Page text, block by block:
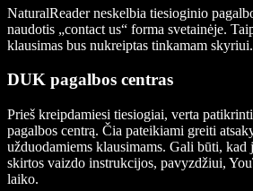
NaturalReader neskelbia tiesioginio
naudotis „contact us“ forma svetainėje.
klausimas bus nukreiptas tinkamam skyriui.
DUK pagalbos centras
Prieš kreipdamiesi tiesiogiai, verta
pagalbos centrą. Čia pateikiami greiti
užduodamiems klausimams. Gali būti, kad
skirtos vaizdo instrukcijos, pavyzdžiui,
laiko.